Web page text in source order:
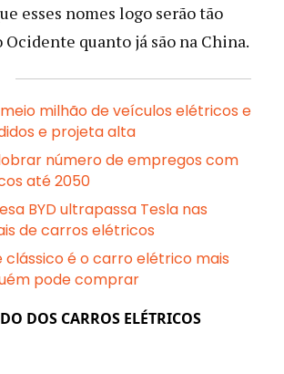
esses nomes logo serão tão
quanto já são na China.
milhão de veículos elétricos e
e projeta alta
número de empregos com
até 2050
BYD ultrapassa Tesla nas
de carros elétricos
clássico é o carro elétrico mais
pode comprar
DOS CARROS ELÉTRICOS